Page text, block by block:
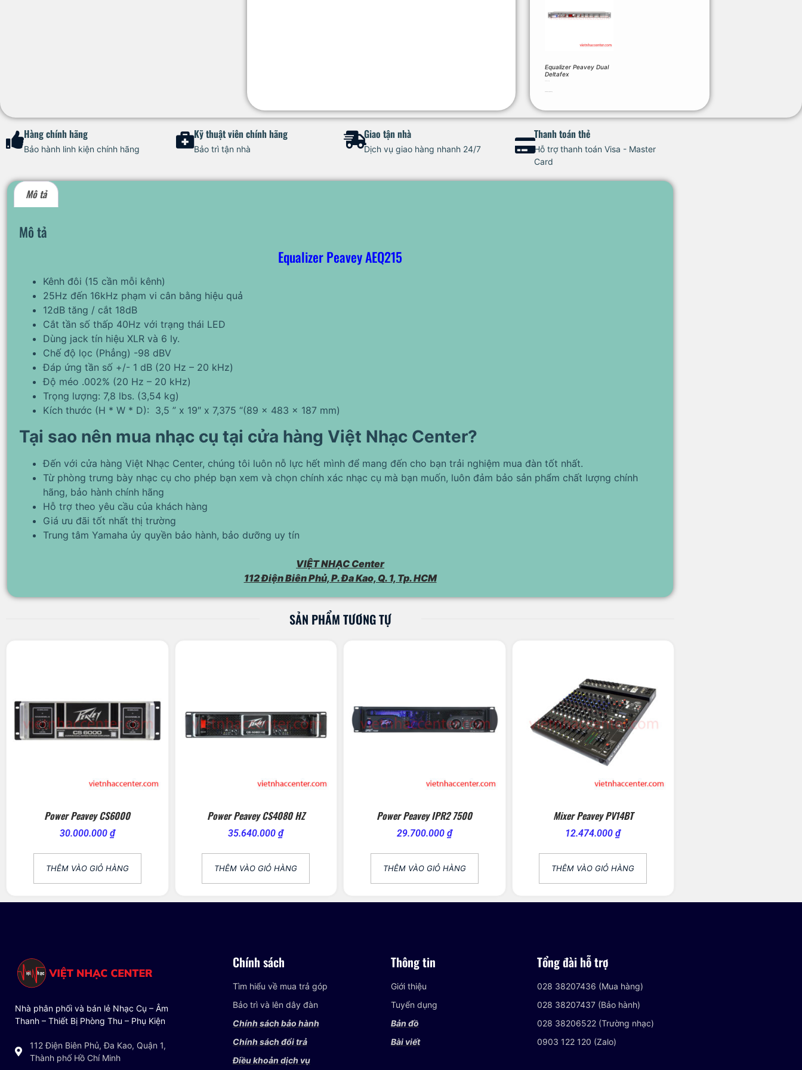
Equalizer Peavey Dual
Deltafex
Hàng chính hãng
Bảo hành linh kiện chính hãng
Kỹ thuật viên chính hãng
Bảo trì tận nhà
Giao tận nhà
Dịch vụ giao hàng nhanh 24/7
Thanh toán thẻ
Hỗ trợ thanh toán Visa - Master
Card
Mô tả
Mô tả
Equalizer Peavey AEQ215
Kênh đôi (15 cần mỗi kênh)
25Hz đến 16kHz phạm vi cân bằng hiệu quả
12dB tăng / cắt 18dB
Cắt tần số thấp 40Hz với trạng thái LED
Dùng jack tín hiệu XLR và 6 ly.
Chế độ lọc (Phẳng) -98 dBV
Đáp ứng tần số +/- 1 dB (20 Hz – 20 kHz)
Độ méo .002% (20 Hz – 20 kHz)
Trọng lượng: 7,8 lbs. (3,54 kg)
Kích thước (H * W * D): 3,5 ” x 19″ x 7,375 “(89 x 483 x 187 mm)
Tại sao nên mua nhạc cụ tại cửa hàng Việt Nhạc Center?
Đến với cửa hàng Việt Nhạc Center, chúng tôi luôn nỗ lực hết mình để mang đến cho bạn trải nghiệm mua đàn tốt nhất.
Từ phòng trưng bày nhạc cụ cho phép bạn xem và chọn chính xác nhạc cụ mà bạn muốn, luôn đảm bảo sản phẩm chất lượng chính
hãng, bảo hành chính hãng
Hỗ trợ theo yêu cầu của khách hàng
Giá ưu đãi tốt nhất thị trường
Trung tâm Yamaha ủy quyền bảo hành, bảo dưỡng uy tín
VIỆT NHẠC Center
112 Điện Biên Phủ, P. Đa Kao, Q. 1, Tp. HCM
SẢN PHẨM TƯƠNG TỰ
Power Peavey CS6000
30.000.000 ₫
THÊM VÀO GIỎ HÀNG
Power Peavey CS4080 HZ
35.640.000₫
THÊM VÀO GIỎ HÀNG
Power Peavey IPR2 7500
29.700.000 ₫
THÊM VÀO GIỎ HÀNG
Mixer Peavey PV14BT
12.474.000₫
THÊM VÀO GIỎ HÀNG
Nhà phân phối và bán lẻ Nhạc Cụ – Âm
Thanh – Thiết Bị Phòng Thu – Phụ Kiện
112 Điện Biên Phủ, Đa Kao, Quận 1,
Thành phố Hồ Chí Minh
Chính sách
Tìm hiểu về mua trả góp
Bảo trì và lên dây đàn
Chính sách bảo hành
Chính sách đổi trả
Điều khoản dịch vụ
Thông tin
Giới thiệu
Tuyển dụng
Bản đồ
Bài viết
Tổng đài hỗ trợ
028 38207436 (Mua hàng)
028 38207437 (Bảo hành)
028 38206522 (Trường nhạc)
0903 122 120 (Zalo)